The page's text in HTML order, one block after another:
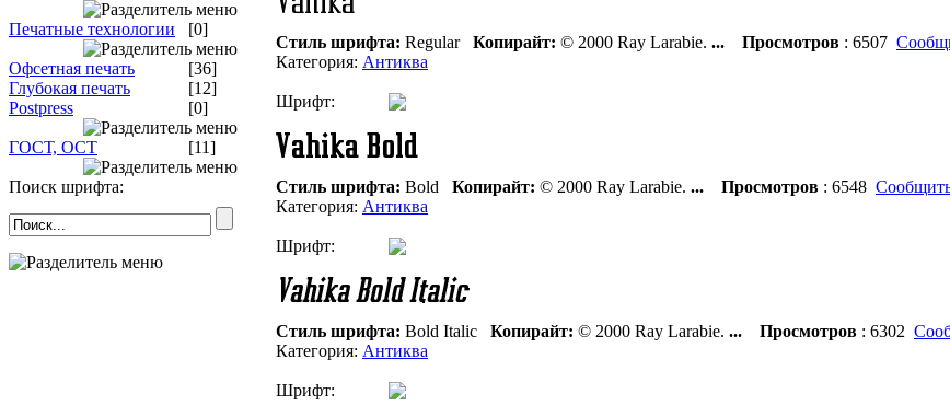
Печатные технологии [0]
Офсетная печать
[36]
Глубокая печать
[12]
Postpress
[0]
ГОСТ, ОСТ [11]
Поиск шрифта:
Стиль шрифта: Regular Копирайт: © 2000 Ray Larabie. ... Просмотров : 6507
Категория: Антиква
Шрифт:
Стиль шрифта: Bold Копирайт: © 2000 Ray Larabie. ... Просмотров : 6548
Категория: Антиква
Шрифт:
Стиль шрифта: Bold Italic Копирайт: © 2000 Ray Larabie. ... Просмотров : 6302
Категория: Антиква
Шрифт: